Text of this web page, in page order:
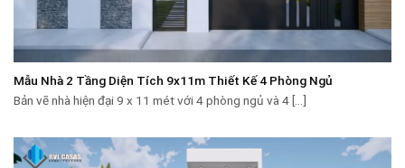
Mẫu Nhà 2 Tầng Diện Tích 9x11m Thiết Kế 4 Phòng Ngủ
Bản vẽ nhà hiện đại 9 x 11 mét với 4 phòng ngủ và 4 [...]